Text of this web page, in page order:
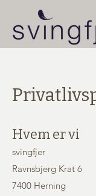
Hvem er vi
svingfjer
Ravnsbjerg Krat 6
7400 Herning